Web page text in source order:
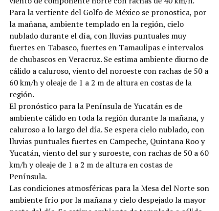
Para la vertiente del Golfo de México se pronostica, por
la mañana, ambiente templado en la región, cielo
nublado durante el día, con lluvias puntuales muy
fuertes en Tabasco, fuertes en Tamaulipas e intervalos
de chubascos en Veracruz. Se estima ambiente diurno de
cálido a caluroso, viento del noroeste con rachas de 50 a
60 km/h y oleaje de 1 a 2 m de altura en costas de la
región.
El pronóstico para la Península de Yucatán es de
ambiente cálido en toda la región durante la mañana, y
caluroso a lo largo del día. Se espera cielo nublado, con
lluvias puntuales fuertes en Campeche, Quintana Roo y
Yucatán, viento del sur y suroeste, con rachas de 50 a 60
km/h y oleaje de 1 a 2 m de altura en costas de
Península.
Las condiciones atmosféricas para la Mesa del Norte son
ambiente frío por la mañana y cielo despejado la mayor